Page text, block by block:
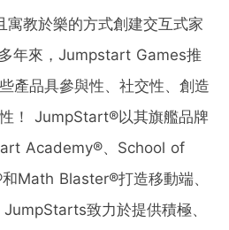
教於樂的方式創建交互式家
年來，Jumpstart Games推
產品具參與性、社交性、創造
！ JumpStart®以其旗艦品牌
Academy®、School of
Math Blaster®打造移動端、
致力於提供積極、